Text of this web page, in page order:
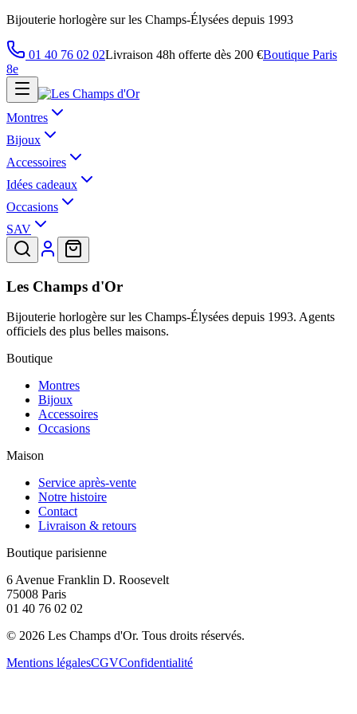
Bijouterie horlogère sur les Champs-Élysées depuis 1993
01 40 76 02 02Livraison 48h offerte dès 200 €Boutique Paris
8e
Montres
Bijoux
Accessoires
Idées cadeaux
Occasions
SAV
Les Champs d'Or
Bijouterie horlogère sur les Champs-Élysées depuis 1993. Agents
officiels des plus belles maisons.
Boutique
Montres
Bijoux
Accessoires
Occasions
Maison
Service après-vente
Notre histoire
Contact
Livraison & retours
Boutique parisienne
6 Avenue Franklin D. Roosevelt
75008 Paris
01 40 76 02 02
© 2026 Les Champs d'Or. Tous droits réservés.
Mentions légalesCGVConfidentialité